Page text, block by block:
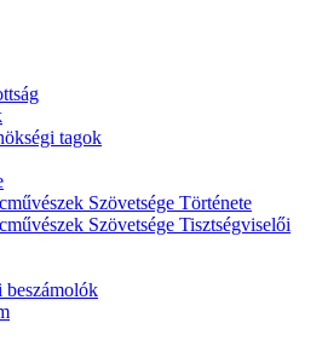
tagok
Szövetsége Története
Szövetsége Tisztségviselői
beszámolók